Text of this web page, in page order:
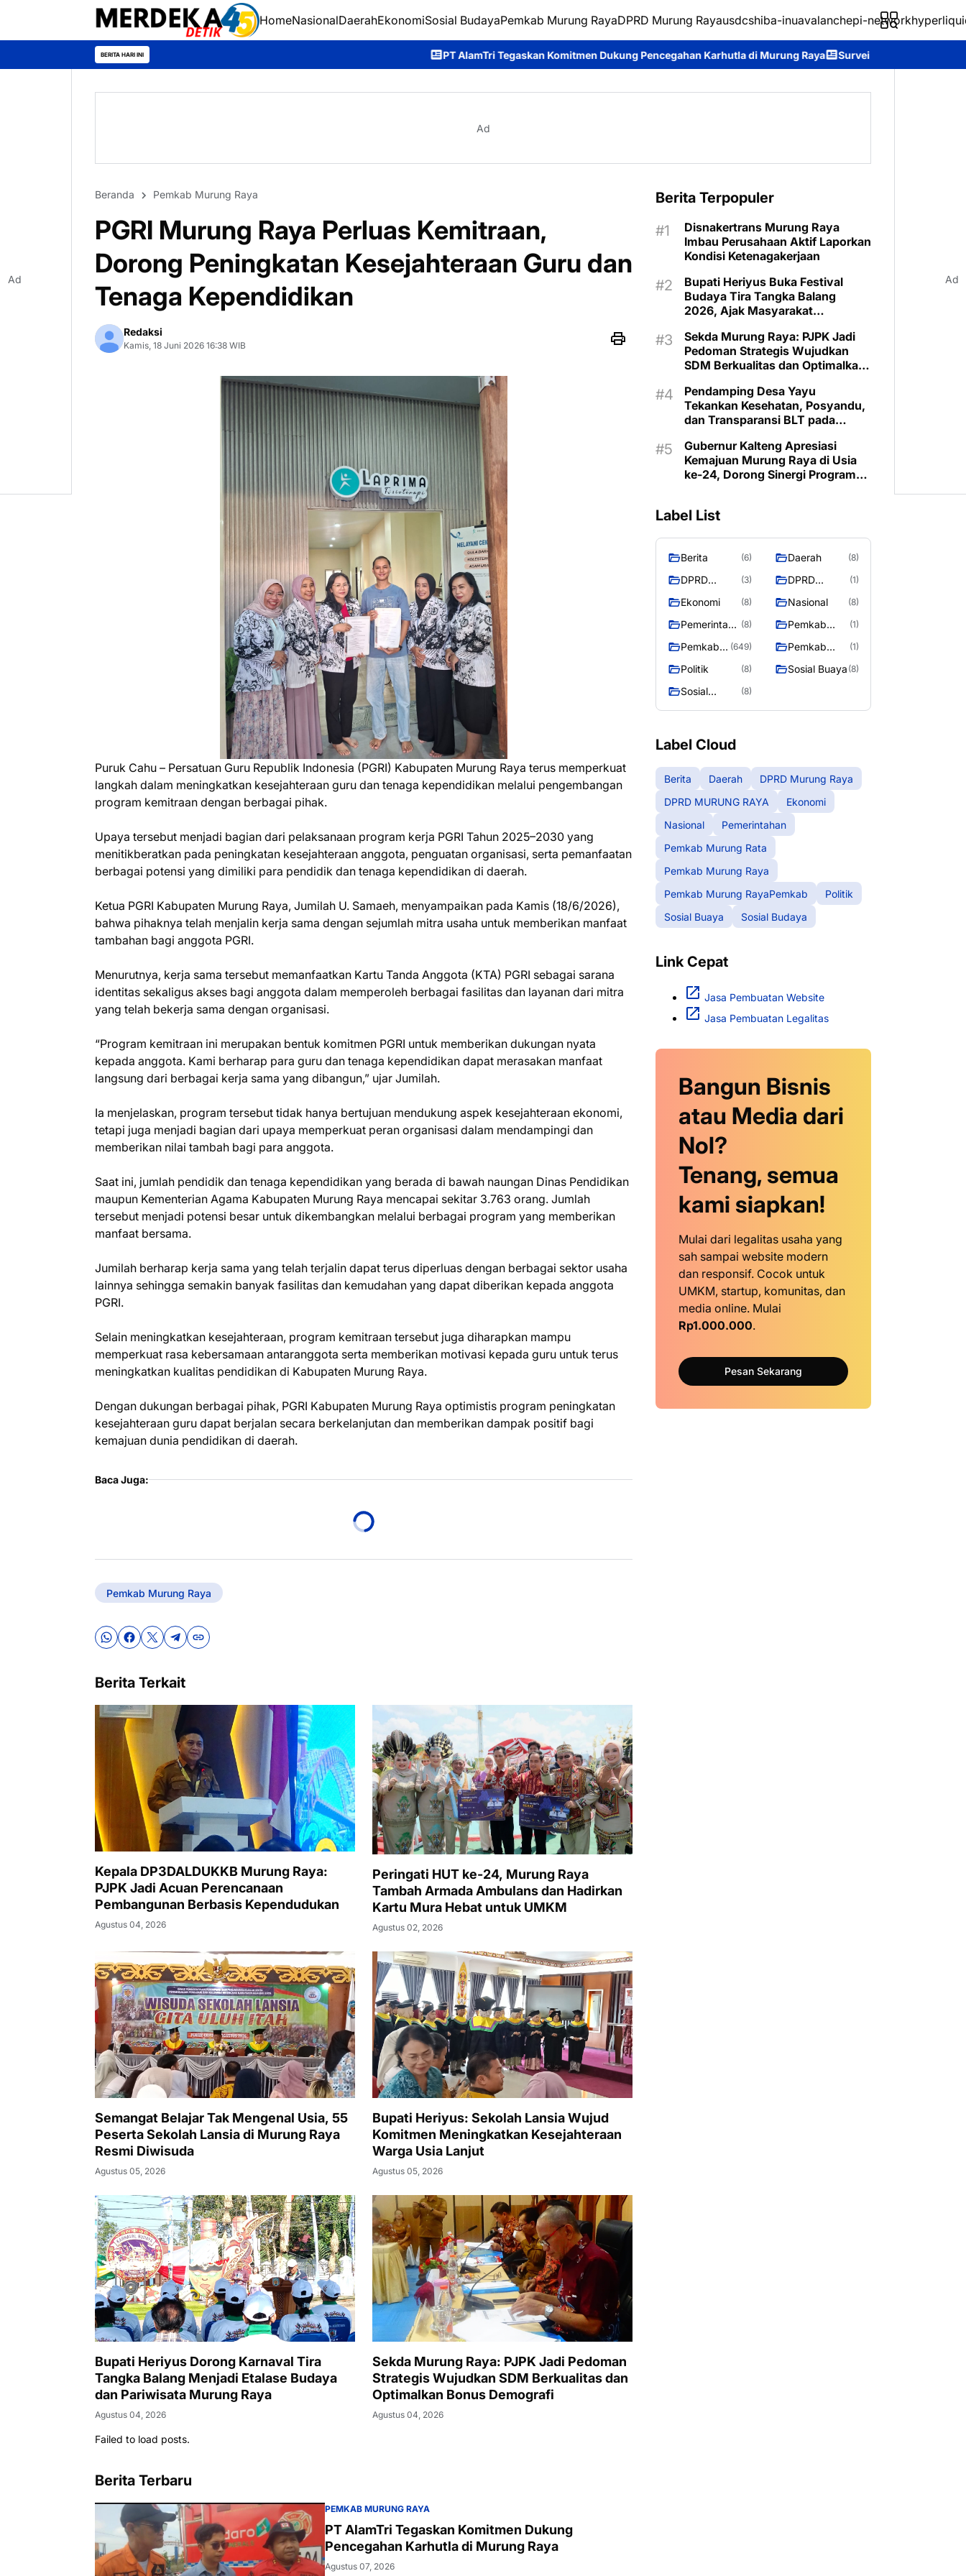
HomeNasionalDaerahEkonomiSosial BudayaPemkab Murung RayaDPRD Murung Rayausdcshiba-inuavalanchepi-network
BERITA HARI INI PT AlamTri Tegaskan Komitmen Dukung Pencegahan Karhutla di Murung Raya Survei Kepuasan Masyarakat Buktikan Kinerja
Ad
Beranda Pemkab Murung Raya
PGRI Murung Raya Perluas Kemitraan,
Dorong Peningkatan Kesejahteraan Guru dan
Tenaga Kependidikan
Redaksi
Kamis, 18 Juni 2026 16:38 WIB
Puruk Cahu – Persatuan Guru Republik Indonesia (PGRI) Kabupaten Murung Raya terus memperkuat
langkah dalam meningkatkan kesejahteraan guru dan tenaga kependidikan melalui pengembangan
program kemitraan dengan berbagai pihak.
Upaya tersebut menjadi bagian dari pelaksanaan program kerja PGRI Tahun 2025–2030 yang
menitikberatkan pada peningkatan kesejahteraan anggota, penguatan organisasi, serta pemanfaatan
berbagai potensi yang dimiliki para pendidik dan tenaga kependidikan di daerah.
Ketua PGRI Kabupaten Murung Raya, Jumilah U. Samaeh, menyampaikan pada Kamis (18/6/2026),
bahwa pihaknya telah menjalin kerja sama dengan sejumlah mitra usaha untuk memberikan manfaat
tambahan bagi anggota PGRI.
Menurutnya, kerja sama tersebut memanfaatkan Kartu Tanda Anggota (KTA) PGRI sebagai sarana
identitas sekaligus akses bagi anggota dalam memperoleh berbagai fasilitas dan layanan dari mitra
yang telah bekerja sama dengan organisasi.
“Program kemitraan ini merupakan bentuk komitmen PGRI untuk memberikan dukungan nyata
kepada anggota. Kami berharap para guru dan tenaga kependidikan dapat merasakan manfaat
langsung dari berbagai kerja sama yang dibangun,” ujar Jumilah.
Ia menjelaskan, program tersebut tidak hanya bertujuan mendukung aspek kesejahteraan ekonomi,
tetapi juga menjadi bagian dari upaya memperkuat peran organisasi dalam mendampingi dan
memberikan nilai tambah bagi para anggota.
Saat ini, jumlah pendidik dan tenaga kependidikan yang berada di bawah naungan Dinas Pendidikan
maupun Kementerian Agama Kabupaten Murung Raya mencapai sekitar 3.763 orang. Jumlah
tersebut menjadi potensi besar untuk dikembangkan melalui berbagai program yang memberikan
manfaat bersama.
Jumilah berharap kerja sama yang telah terjalin dapat terus diperluas dengan berbagai sektor usaha
lainnya sehingga semakin banyak fasilitas dan kemudahan yang dapat diberikan kepada anggota
PGRI.
Selain meningkatkan kesejahteraan, program kemitraan tersebut juga diharapkan mampu
memperkuat rasa kebersamaan antaranggota serta memberikan motivasi kepada guru untuk terus
meningkatkan kualitas pendidikan di Kabupaten Murung Raya.
Dengan dukungan berbagai pihak, PGRI Kabupaten Murung Raya optimistis program peningkatan
kesejahteraan guru dapat berjalan secara berkelanjutan dan memberikan dampak positif bagi
kemajuan dunia pendidikan di daerah.
Baca Juga:
Pemkab Murung Raya
Berita Terkait
Kepala DP3DALDUKKB Murung Raya:
PJPK Jadi Acuan Perencanaan
Pembangunan Berbasis Kependudukan
Agustus 04, 2026
Peringati HUT ke-24, Murung Raya
Tambah Armada Ambulans dan Hadirkan
Kartu Mura Hebat untuk UMKM
Agustus 02, 2026
Semangat Belajar Tak Mengenal Usia, 55
Peserta Sekolah Lansia di Murung Raya
Resmi Diwisuda
Agustus 05, 2026
Bupati Heriyus: Sekolah Lansia Wujud
Komitmen Meningkatkan Kesejahteraan
Warga Usia Lanjut
Agustus 05, 2026
Bupati Heriyus Dorong Karnaval Tira
Tangka Balang Menjadi Etalase Budaya
dan Pariwisata Murung Raya
Agustus 04, 2026
Sekda Murung Raya: PJPK Jadi Pedoman
Strategis Wujudkan SDM Berkualitas dan
Optimalkan Bonus Demografi
Agustus 04, 2026
Failed to load posts.
Berita Terbaru
PEMKAB MURUNG RAYA
PT AlamTri Tegaskan Komitmen Dukung
Pencegahan Karhutla di Murung Raya
Agustus 07, 2026
Berita Terpopuler
Disnakertrans Murung Raya
Imbau Perusahaan Aktif Laporkan
Kondisi Ketenagakerjaan
Bupati Heriyus Buka Festival
Budaya Tira Tangka Balang
2026, Ajak Masyarakat
Sekda Murung Raya: PJPK Jadi
Pedoman Strategis Wujudkan
SDM Berkualitas dan Optimalkan
Pendamping Desa Yayu
Tekankan Kesehatan, Posyandu,
dan Transparansi BLT pada
Gubernur Kalteng Apresiasi
Kemajuan Murung Raya di Usia
ke-24, Dorong Sinergi Program
Label List
Berita (6) Daerah (8)
DPRD
Raya
(3)
DPRD
RAYA
(1)
Ekonomi (8) Nasional (8)
Pemerintaha (8)
Pemkab
(1)
Pemkab
Raya
(649)
Pemkab
RayaPemka
(1)
Politik (8) Sosial Buaya (8)
Sosial
(8)
Label Cloud
Berita Daerah
DPRD Murung Raya
DPRD MURUNG RAYA
Ekonomi
Nasional
Pemerintahan
Pemkab Murung Rata
Pemkab Murung Raya
Pemkab Murung RayaPemkab
Politik
Sosial Buaya
Sosial Budaya
Link Cepat
Jasa Pembuatan Website
Jasa Pembuatan Legalitas
Bangun Bisnis
atau Media dari
Nol?
Tenang, semua
kami siapkan!
Mulai dari legalitas usaha yang
sah sampai website modern
dan responsif. Cocok untuk
UMKM, startup, komunitas, dan
media online. Mulai
Rp1.000.000.
Pesan Sekarang
Ad Ad